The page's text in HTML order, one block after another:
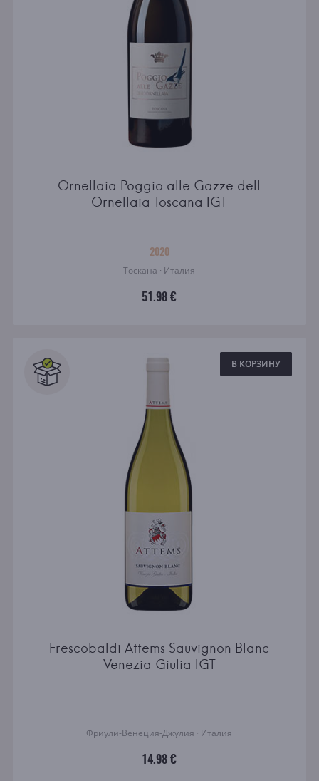
Ornellaia Poggio alle Gazze dell
Ornellaia Toscana IGT
2020
Тоскана · Италия
51.98 €
В КОРЗИНУ
Frescobaldi Attems Sauvignon Blanc
Venezia Giulia IGT
Фриули-Венеция-Джулия · Италия
14.98 €